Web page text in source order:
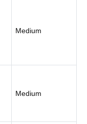
Medium
Medium